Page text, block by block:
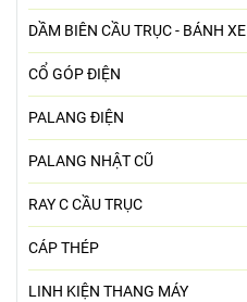
DẦM BIÊN CẦU TRỤC - BÁNH XE
CỔ GÓP ĐIỆN
PALANG ĐIỆN
PALANG NHẬT CŨ
RAY C CẦU TRỤC
CÁP THÉP
LINH KIỆN THANG MÁY